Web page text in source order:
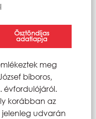
Ösztöndíjas
adatlapja
meg
bíboros,
évfordulójáról.
korábban az
jelenleg udvarán